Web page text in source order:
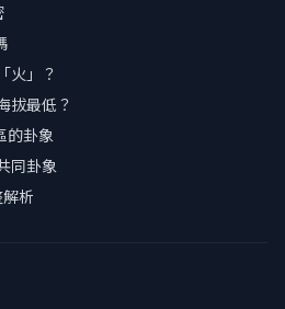
火」？
拔最低？
的卦象
同卦象
析